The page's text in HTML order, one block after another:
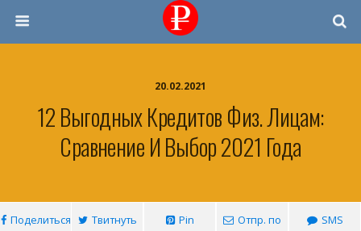
20.02.2021
12 Выгодных Кредитов Физ. Лицам:
Сравнение И Выбор 2021 Года
Поделиться Твитнуть Pin
Отпр. по
SMS